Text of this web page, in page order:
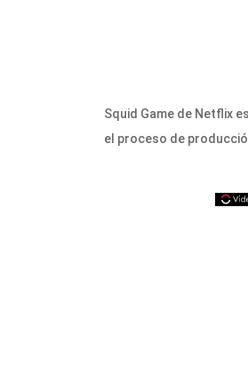
Squid Game de Netflix
el proceso de